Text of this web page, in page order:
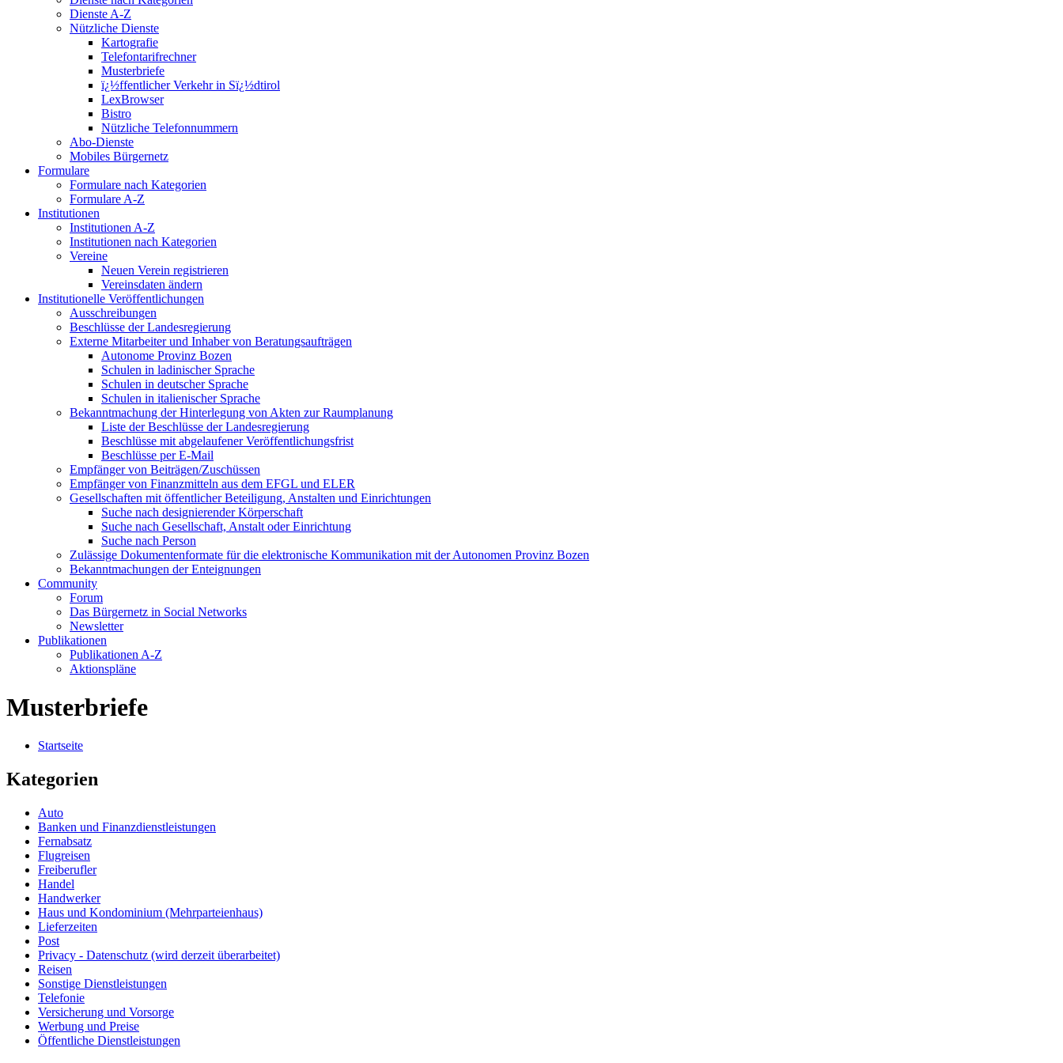
Dienste A-Z
Nützliche Dienste
Kartografie
Telefontarifrechner
Musterbriefe
ï¿½ffentlicher Verkehr in Sï¿½dtirol
LexBrowser
Bistro
Nützliche Telefonnummern
Abo-Dienste
Mobiles Bürgernetz
Formulare
Formulare nach Kategorien
Formulare A-Z
Institutionen
Institutionen A-Z
Institutionen nach Kategorien
Vereine
Neuen Verein registrieren
Vereinsdaten ändern
Institutionelle Veröffentlichungen
Ausschreibungen
Beschlüsse der Landesregierung
Externe Mitarbeiter und Inhaber von Beratungsaufträgen
Autonome Provinz Bozen
Schulen in ladinischer Sprache
Schulen in deutscher Sprache
Schulen in italienischer Sprache
Bekanntmachung der Hinterlegung von Akten zur Raumplanung
Liste der Beschlüsse der Landesregierung
Beschlüsse mit abgelaufener Veröffentlichungsfrist
Beschlüsse per E-Mail
Empfänger von Beiträgen/Zuschüssen
Empfänger von Finanzmitteln aus dem EFGL und ELER
Gesellschaften mit öffentlicher Beteiligung, Anstalten und Einrichtungen
Suche nach designierender Körperschaft
Suche nach Gesellschaft, Anstalt oder Einrichtung
Suche nach Person
Zulässige Dokumentenformate für die elektronische Kommunikation mit der Autonomen Provinz Bozen
Bekanntmachungen der Enteignungen
Community
Forum
Das Bürgernetz in Social Networks
Newsletter
Publikationen
Publikationen A-Z
Aktionspläne
Musterbriefe
Startseite
Kategorien
Auto
Banken und Finanzdienstleistungen
Fernabsatz
Flugreisen
Freiberufler
Handel
Handwerker
Haus und Kondominium (Mehrparteienhaus)
Lieferzeiten
Post
Privacy - Datenschutz (wird derzeit überarbeitet)
Reisen
Sonstige Dienstleistungen
Telefonie
Versicherung und Vorsorge
Werbung und Preise
Öffentliche Dienstleistungen